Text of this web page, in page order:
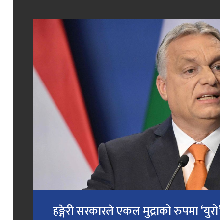
हङ्गेरी सरकारले एकल मुद्राको रुपमा